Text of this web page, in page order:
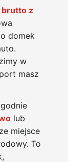
brutto z
domek
w
masz
lub
miejsce
To